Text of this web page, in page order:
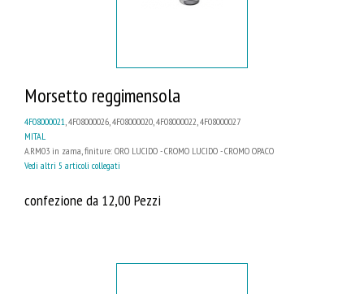
Morsetto reggimensola
4F08000021, 4F08000026, 4F08000020, 4F08000022, 4F08000027
MITAL
A.RM03 in zama, finiture: ORO LUCIDO - CROMO LUCIDO - CROMO OPACO
Vedi altri 5 articoli collegati
confezione da 12,00 Pezzi